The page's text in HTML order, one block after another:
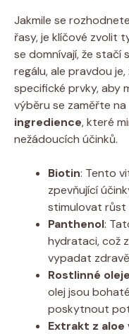
Jakmile se
řasy,⁣ je klíčové zvolit
se domnívají, že stačí
‌regálu, ale pravdou
specifické prvky, aby⁤
výběru se ‍zaměřte⁣ na
ingredience, které​
nežádoucích účinků.
Biotin: ‍Tento
zpevňující
stimulovat růst
Panthenol:
hydrataci, což
vypadat
Rostlinné oleje
olej jsou‍
poskytnout
Extrakt z aloe